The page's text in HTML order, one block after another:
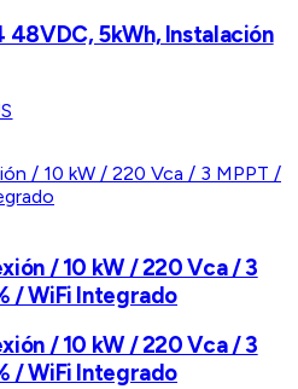
48VDC, 5kWh, Instalación
/ 10 kW / 220 Vca / 3
/ WiFi Integrado
/ 10 kW / 220 Vca / 3
/ WiFi Integrado